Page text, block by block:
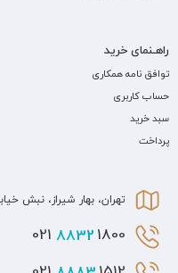
راهـنمای خرید
توافق نامه همکاری
حساب کاربری
سبد خرید
پرداخت
تهران، بهار شیراز، نبش
8832 1800 021